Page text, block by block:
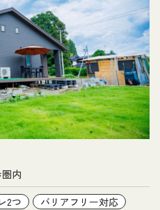
内
2つ
バリアフリー対応